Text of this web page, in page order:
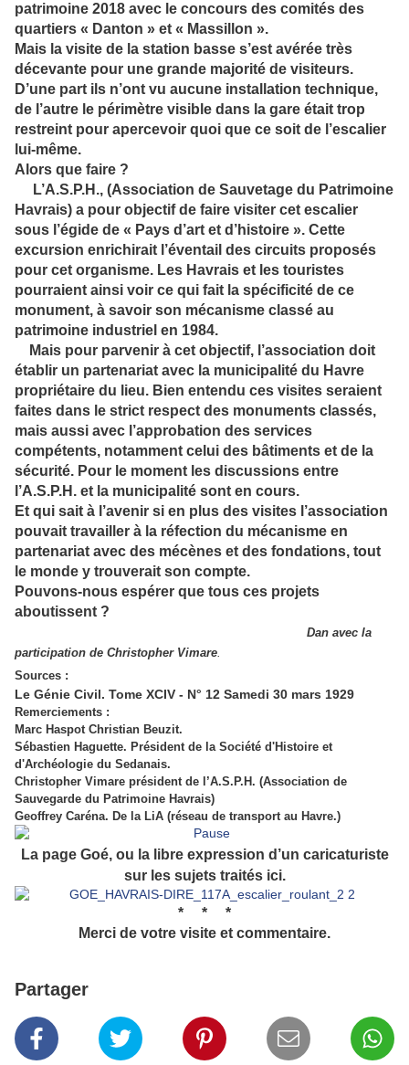
patrimoine 2018 avec le concours des comités des
quartiers « Danton » et « Massillon ».
Mais la visite de la station basse s’est avérée très
décevante pour une grande majorité de visiteurs.
D’une part ils n’ont vu aucune installation technique,
de l’autre le périmètre visible dans la gare était trop
restreint pour apercevoir quoi que ce soit de l’escalier
lui-même.
Alors que faire ?
L’A.S.P.H., (Association de Sauvetage du Patrimoine
Havrais) a pour objectif de faire visiter cet escalier
sous l’égide de « Pays d’art et d’histoire ». Cette
excursion enrichirait l’éventail des circuits proposés
pour cet organisme. Les Havrais et les touristes
pourraient ainsi voir ce qui fait la spécificité de ce
monument, à savoir son mécanisme classé au
patrimoine industriel en 1984.
Mais pour parvenir à cet objectif, l’association doit
établir un partenariat avec la municipalité du Havre
propriétaire du lieu. Bien entendu ces visites seraient
faites dans le strict respect des monuments classés,
mais aussi avec l’approbation des services
compétents, notamment celui des bâtiments et de la
sécurité. Pour le moment les discussions entre
l’A.S.P.H. et la municipalité sont en cours.
Et qui sait à l’avenir si en plus des visites l’association
pouvait travailler à la réfection du mécanisme en
partenariat avec des mécènes et des fondations, tout
le monde y trouverait son compte.
Pouvons-nous espérer que tous ces projets
aboutissent ?
Dan avec la
participation de Christopher Vimare.
Sources :
Le Génie Civil. Tome XCIV - N° 12 Samedi 30 mars 1929
Remerciements :
Marc Haspot Christian Beuzit.
Sébastien Haguette. Président de la Société d'Histoire et
d'Archéologie du Sedanais.
Christopher Vimare président de l’A.S.P.H. (Association de
Sauvegarde du Patrimoine Havrais)
Geoffrey Caréna. De la LiA (réseau de transport au Havre.)
La page Goé, ou la libre expression d’un caricaturiste
sur les sujets traités ici.
* * *
Merci de votre visite et commentaire.
Partager